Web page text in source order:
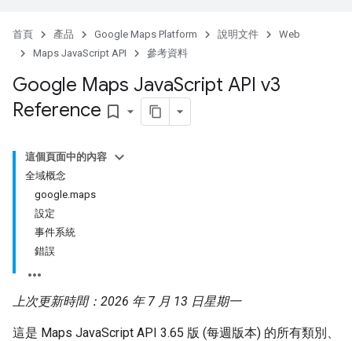
首頁 產品 Google Maps Platform 說明文件
Web
Maps JavaScript API
參考資料
Google Maps JavaScript API v3
Reference bookmark_border
這個頁面中的內容
全域概念
google.maps
設定
事件系統
錯誤
上次更新時間：2026 年 7 月 13 日星期一
這是 Maps JavaScript API 3.65 版 (每週版本) 的所有類別、